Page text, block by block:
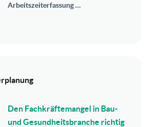
Arbeitszeiterfassung …
Den Fachkräftemangel in Bau-
und Gesundheitsbranche richtig